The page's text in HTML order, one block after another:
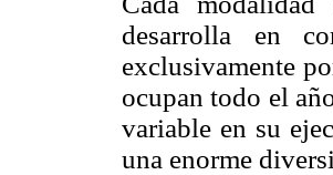
desarrolla en
exclusivamente
ocupan todo el
variable en su
una enorme